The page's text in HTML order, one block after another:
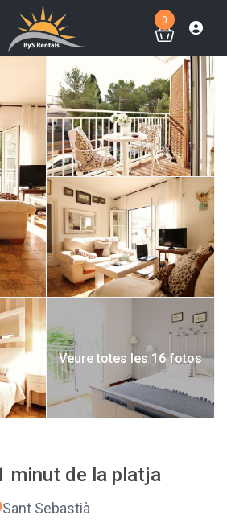
0
Veure totes les 16 fotos
minut de la platja
Sant Sebastià